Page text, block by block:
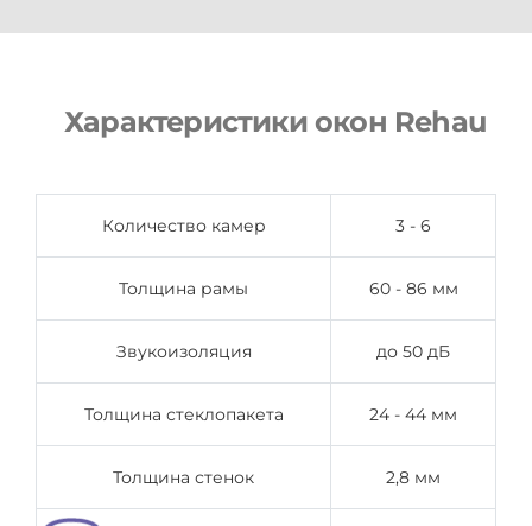
Характеристики окон Rehau
Количество камер 3 - 6
Толщина рамы 60 - 86 мм
Звукоизоляция до 50 дБ
Толщина стеклопакета 24 - 44 мм
Толщина стенок 2,8 мм